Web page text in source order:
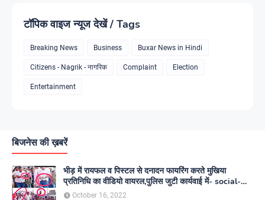
टॉपिक वाइज न्यूज देखें / Tags
Breaking News Business Buxar News in Hindi
Citizens - Nagrik - नागरिक Complaint Election
Entertainment
बिजनेस की ख़बरें
भीड़ में रायफल व पिस्टल से दनादन फायरिंग करते मुखिया
प्रतिनिधि का वीडियो वायरल,पुलिस जुटी कार्यवाई में- social-
media
October 16, 2022